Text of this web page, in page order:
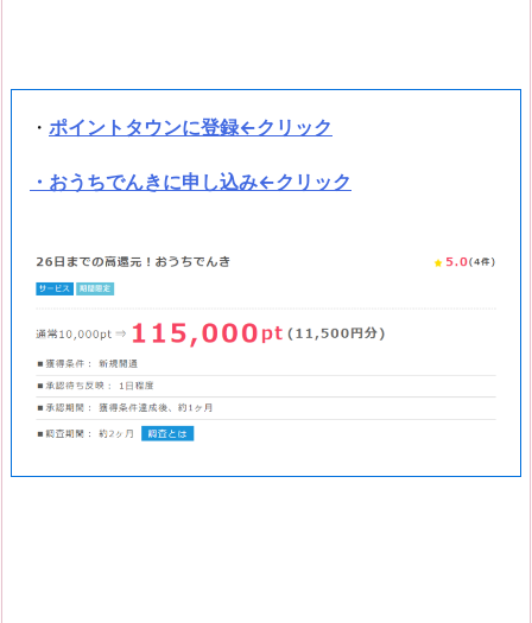
・ ポイントタウンに登録←クリック
・おうちでんきに申し込み←クリック